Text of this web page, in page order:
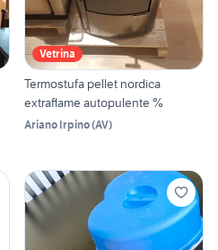
Vetrina
Termostufa pellet nordica
extraflame autopulente %
Ariano Irpino(AV)